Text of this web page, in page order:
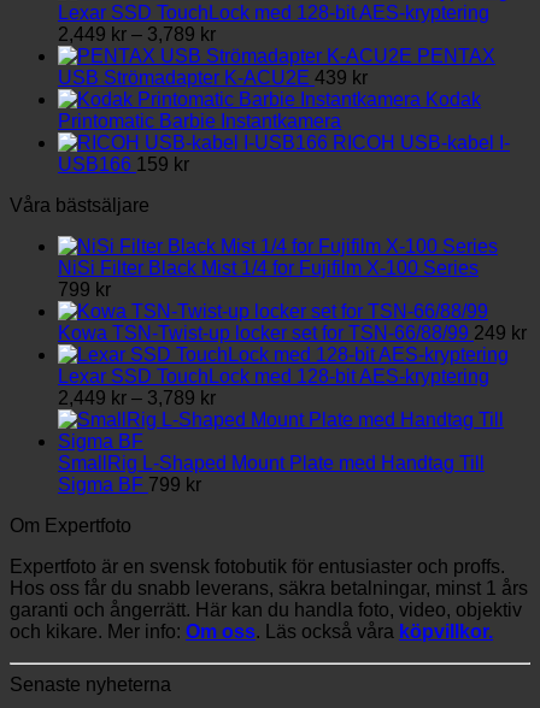
Lexar SSD TouchLock med 128-bit AES-kryptering
2,449 kr – 3,789 krPrisintervall:
2,449 kr
till
3,789 kr
PENTAX
USB Strömadapter K-ACU2E 439 kr
Kodak
Printomatic Barbie Instantkamera
RICOH USB-kabel I-
USB166 159 kr
Våra bästsäljare
NiSi Filter Black Mist 1/4 for Fujifilm X-100 Series
799 kr
Kowa TSN-Twist-up locker set for TSN-66/88/99 249 kr
Lexar SSD TouchLock med 128-bit AES-kryptering
2,449 kr – 3,789 krPrisintervall:
2,449 kr
3,789 kr
SmallRig L-Shaped Mount Plate med Handtag Till
Sigma BF 799 kr
Om Expertfoto
Expertfoto är en svensk fotobutik för entusiaster och proffs.
Hos oss får du snabb leverans, säkra betalningar, minst 1 års
garanti och ångerrätt. Här kan du handla foto, video, objektiv
och kikare. Mer info: Om oss. Läs också våra köpvillkor.
Senaste nyheterna